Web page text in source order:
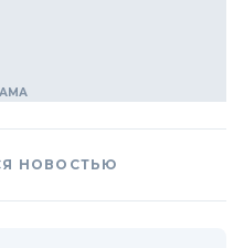
НОВОСТЬЮ